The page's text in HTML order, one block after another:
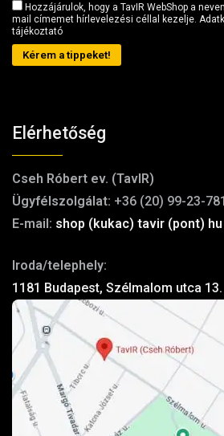
Hozzájárulok, hogy a TavIR WebShop a
mail címemet hírlevelezési céllal kezelje.
tájékoztató
Kérem a tippeket!
Elérhetőség
Cseh Róbert ev. (TavIR)
Ügyfélszolgálat: +36 (20) 99-23-781
E-mail: shop (kukac) tavir (pont) hu
Iroda/telephely:
1181 Budapest, Szélmalom utca 13.